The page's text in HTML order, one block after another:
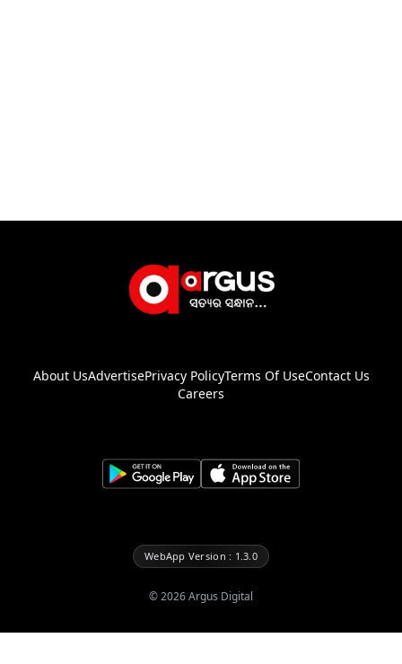
About UsAdvertisePrivacy PolicyTerms Of UseContact Us
Careers
WebApp Version : 1.3.0
©2026Argus Digital